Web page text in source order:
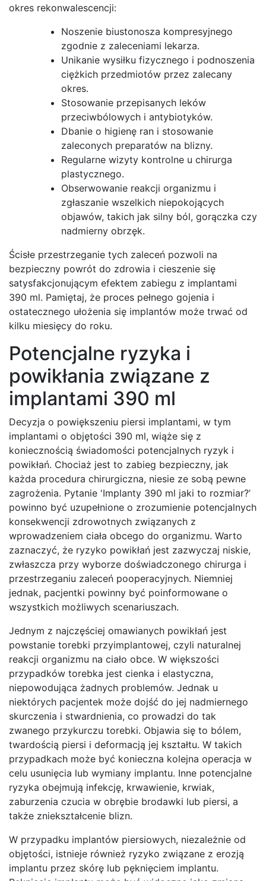
okres rekonwalescencji:
Noszenie biustonosza kompresyjnego
zgodnie z zaleceniami lekarza.
Unikanie wysiłku fizycznego i podnoszenia
ciężkich przedmiotów przez zalecany
okres.
Stosowanie przepisanych leków
przeciwbólowych i antybiotyków.
Dbanie o higienę ran i stosowanie
zaleconych preparatów na blizny.
Regularne wizyty kontrolne u chirurga
plastycznego.
Obserwowanie reakcji organizmu i
zgłaszanie wszelkich niepokojących
objawów, takich jak silny ból, gorączka czy
nadmierny obrzęk.
Ścisłe przestrzeganie tych zaleceń pozwoli na
bezpieczny powrót do zdrowia i cieszenie się
satysfakcjonującym efektem zabiegu z implantami
390 ml. Pamiętaj, że proces pełnego gojenia i
ostatecznego ułożenia się implantów może trwać od
kilku miesięcy do roku.
Potencjalne ryzyka i
powikłania związane z
implantami 390 ml
Decyzja o powiększeniu piersi implantami, w tym
implantami o objętości 390 ml, wiąże się z
koniecznością świadomości potencjalnych ryzyk i
powikłań. Chociaż jest to zabieg bezpieczny, jak
każda procedura chirurgiczna, niesie ze sobą pewne
zagrożenia. Pytanie 'Implanty 390 ml jaki to rozmiar?’
powinno być uzupełnione o zrozumienie potencjalnych
konsekwencji zdrowotnych związanych z
wprowadzeniem ciała obcego do organizmu. Warto
zaznaczyć, że ryzyko powikłań jest zazwyczaj niskie,
zwłaszcza przy wyborze doświadczonego chirurga i
przestrzeganiu zaleceń pooperacyjnych. Niemniej
jednak, pacjentki powinny być poinformowane o
wszystkich możliwych scenariuszach.
Jednym z najczęściej omawianych powikłań jest
powstanie torebki przyimplantowej, czyli naturalnej
reakcji organizmu na ciało obce. W większości
przypadków torebka jest cienka i elastyczna,
niepowodująca żadnych problemów. Jednak u
niektórych pacjentek może dojść do jej nadmiernego
skurczenia i stwardnienia, co prowadzi do tak
zwanego przykurczu torebki. Objawia się to bólem,
twardością piersi i deformacją jej kształtu. W takich
przypadkach może być konieczna kolejna operacja w
celu usunięcia lub wymiany implantu. Inne potencjalne
ryzyka obejmują infekcję, krwawienie, krwiak,
zaburzenia czucia w obrębie brodawki lub piersi, a
także zniekształcenie blizn.
W przypadku implantów piersiowych, niezależnie od
objętości, istnieje również ryzyko związane z erozją
implantu przez skórę lub pęknięciem implantu.